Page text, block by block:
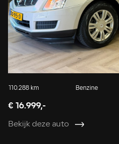
110.288 km Benzine
€ 16.999,-
Bekijk deze auto